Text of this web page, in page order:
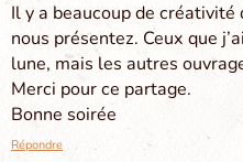
Il y a beaucoup de créativité
nous présentez. Ceux que
lune, mais les autres
Merci pour ce partage.
Bonne soirée
Répondre